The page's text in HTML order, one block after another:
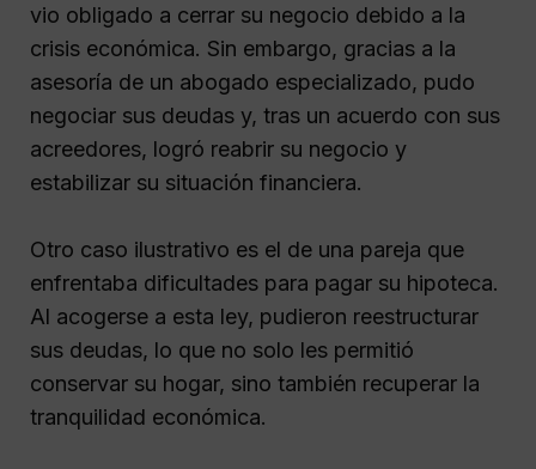
vio obligado a cerrar su negocio debido a la
crisis económica. Sin embargo, gracias a la
asesoría de un abogado especializado, pudo
negociar sus deudas y, tras un acuerdo con sus
acreedores, logró reabrir su negocio y
estabilizar su situación financiera.
Otro caso ilustrativo es el de una pareja que
enfrentaba dificultades para pagar su hipoteca.
Al acogerse a esta ley, pudieron reestructurar
sus deudas, lo que no solo les permitió
conservar su hogar, sino también recuperar la
tranquilidad económica.